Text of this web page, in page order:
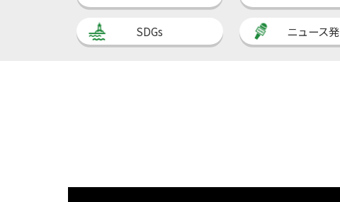
SDGs ニュース発